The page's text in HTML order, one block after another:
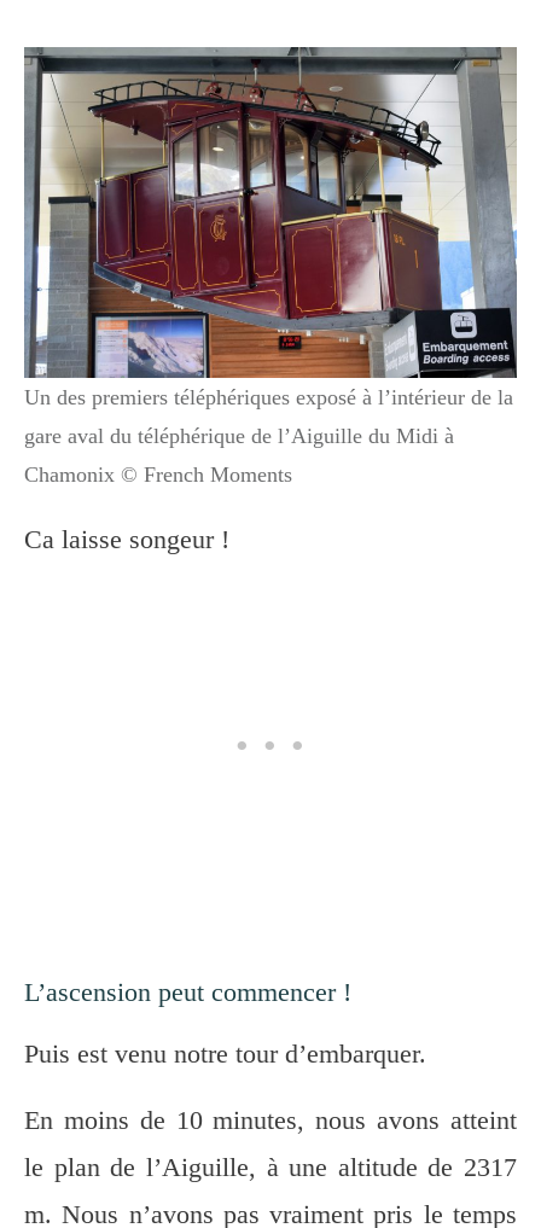
Un des premiers téléphériques exposé à l’intérieur de la
gare aval du téléphérique de l’Aiguille du Midi à
Chamonix © French Moments
Ca laisse songeur !
L’ascension peut commencer !
Puis est venu notre tour d’embarquer.
En moins de 10 minutes, nous avons atteint
le plan de l’Aiguille, à une altitude de 2317
m. Nous n’avons pas vraiment pris le temps